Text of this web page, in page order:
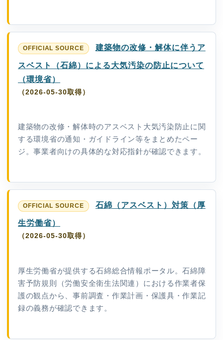
建築物の改修・解体に伴うア
スベスト（石綿）による大気汚染の防止について
（環境省）
（2026-05-30取得）
建築物の改修・解体時のアスベスト大気汚染防止に関
する環境省の通知・ガイドライン等をまとめたペー
ジ。事業者向けの具体的な対応指針が確認できます。
石綿（アスベスト）対策（厚
生労働省）
（2026-05-30取得）
厚生労働省が提供する石綿総合情報ポータル。石綿障
害予防規則（労働安全衛生法関連）における作業者保
護の観点から、事前調査・作業計画・保護具・作業記
録の義務が確認できます。